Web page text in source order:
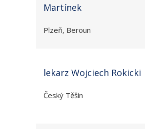
Martínek
Plzeň, Beroun
lekarz Wojciech Rokicki
Český Těšín